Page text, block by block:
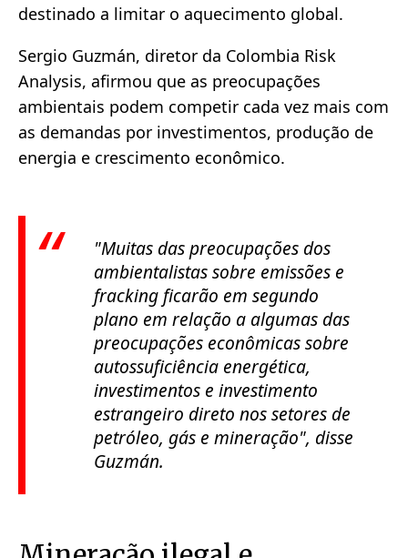
destinado a limitar o aquecimento global.
Sergio Guzmán, diretor da Colombia Risk
Analysis, afirmou que as preocupações
ambientais podem competir cada vez mais com
as demandas por investimentos, produção de
energia e crescimento econômico.
"Muitas das preocupações dos
ambientalistas sobre emissões e
fracking ficarão em segundo
plano em relação a algumas das
preocupações econômicas sobre
autossuficiência energética,
investimentos e investimento
estrangeiro direto nos setores de
petróleo, gás e mineração", disse
Guzmán.